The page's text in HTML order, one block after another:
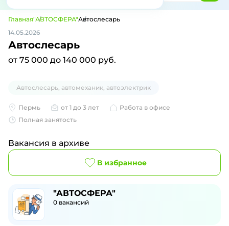
Главная"АВТОСФЕРА"Автослесарь
14.05.2026
Автослесарь
от 75 000 до 140 000 руб.
Автослесарь, автомеханик, автоэлектрик
Пермь от 1 до 3 лет
Работа в офисе
Полная занятость
Вакансия в архиве
В избранное
"АВТОСФЕРА"
0 вакансий